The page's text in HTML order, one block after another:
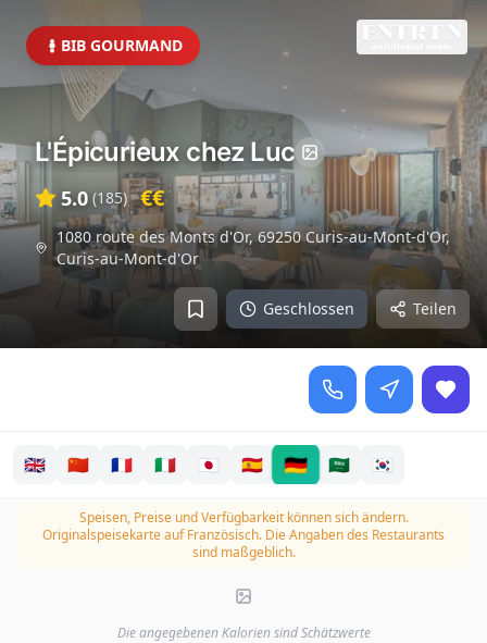
BIB GOURMAND
Geschlossen Teilen
L'Épicurieux chez Luc
5.0 (185) €€
1080 route des Monts d'Or, 69250 Curis-au-Mont-d'Or,
Curis-au-Mont-d'Or
🇬🇧 🇨🇳 🇫🇷 🇮🇹 🇯🇵 🇪🇸 🇩🇪 🇸🇦 🇰🇷
Speisen, Preise und Verfügbarkeit können sich ändern.
Originalspeisekarte auf Französisch. Die Angaben des Restaurants
sind maßgeblich.
Die angegebenen Kalorien sind Schätzwerte